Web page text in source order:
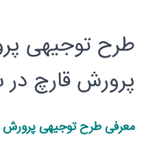
طرح توجیهی
پرورش قارچ در سال
معرفی طرح توجیهی پرورش